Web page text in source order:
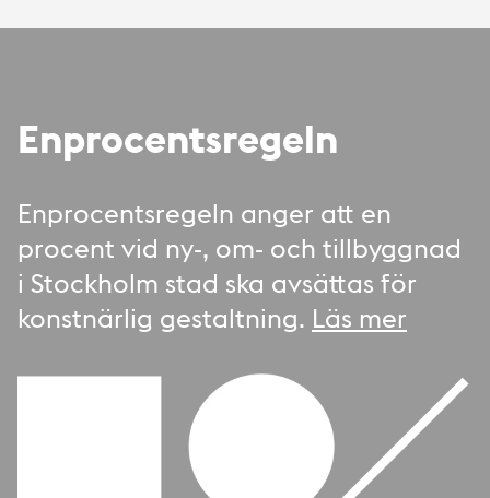
Enprocentsregeln
Enprocentsregeln anger att en
procent vid ny-, om- och tillbyggnad
i Stockholm stad ska avsättas för
konstnärlig gestaltning. Läs mer